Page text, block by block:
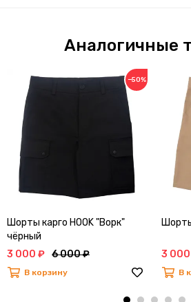
Аналогичные
−50%
Шорты карго HOOK "Ворк"
чёрный
3 000 ₽ 6 000 ₽
В корзину
3
В